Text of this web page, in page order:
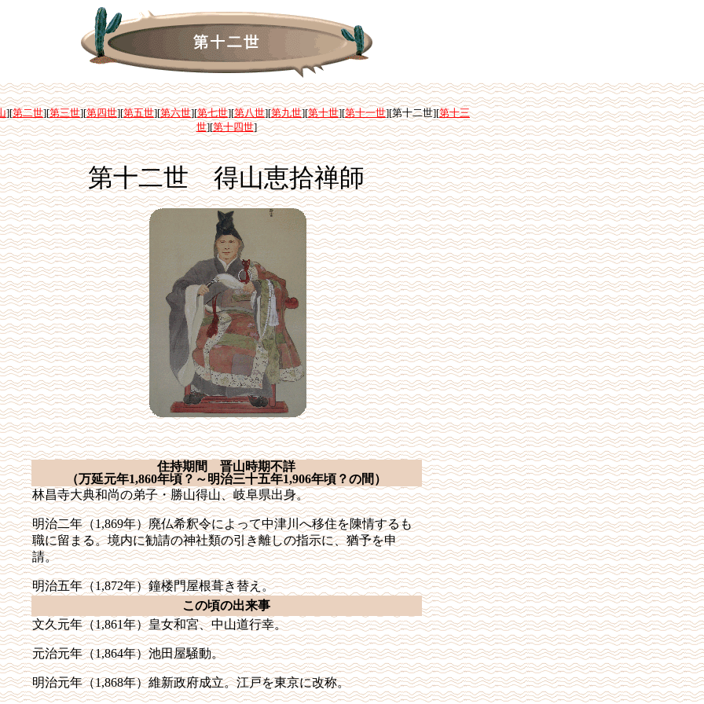
][第二世][第三世][第四世][第五世][第六世][第七世][第八世][第九世][第十世][第十一世][第十二世][第十三
世][第十四世]
第十二世 得山恵拾禅師
住持期間 晋山時期不詳
（万延元年1,860年頃？～明治三十五年1,906年頃？の間）
林昌寺大典和尚の弟子・勝山得山、岐阜県出身。
明治二年（1,869年）廃仏希釈令によって中津川へ移住を陳情するも
職に留まる。境内に勧請の神社類の引き離しの指示に、猶予を申
請。
明治五年（1,872年）鐘楼門屋根葺き替え。
この頃の出来事
文久元年（1,861年）皇女和宮、中山道行幸。
元治元年（1,864年）池田屋騒動。
明治元年（1,868年）維新政府成立。江戸を東京に改称。